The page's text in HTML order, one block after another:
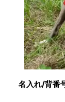
名入れ/背番